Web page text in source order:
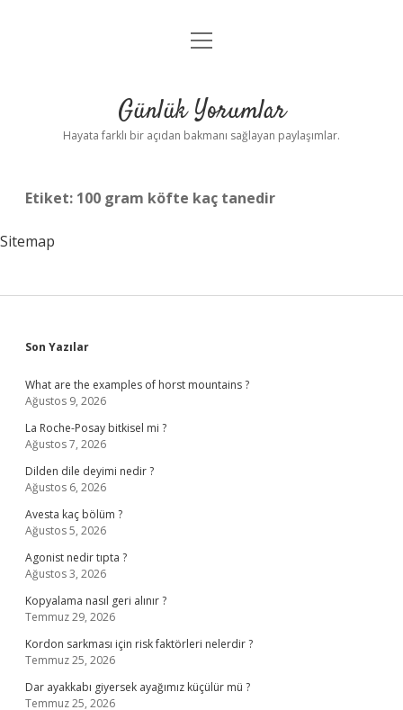
Anasayfa
Yasal Uyarı
menüyü
Günlük Yorumlar
Hayata farklı bir açıdan bakmanı sağlayan paylaşımlar.
Etiket: 100 gram köfte kaç tanedir
Sitemap
Sidebar
Son Yazılar
What are the examples of horst mountains ?
Ağustos 9, 2026
La Roche-Posay bitkisel mi ?
Ağustos 7, 2026
Dilden dile deyimi nedir ?
Ağustos 6, 2026
Avesta kaç bölüm ?
Ağustos 5, 2026
Agonist nedir tıpta ?
Ağustos 3, 2026
Kopyalama nasıl geri alınır ?
Temmuz 29, 2026
Kordon sarkması için risk faktörleri nelerdir ?
Temmuz 25, 2026
Dar ayakkabı giyersek ayağımız küçülür mü ?
Temmuz 25, 2026